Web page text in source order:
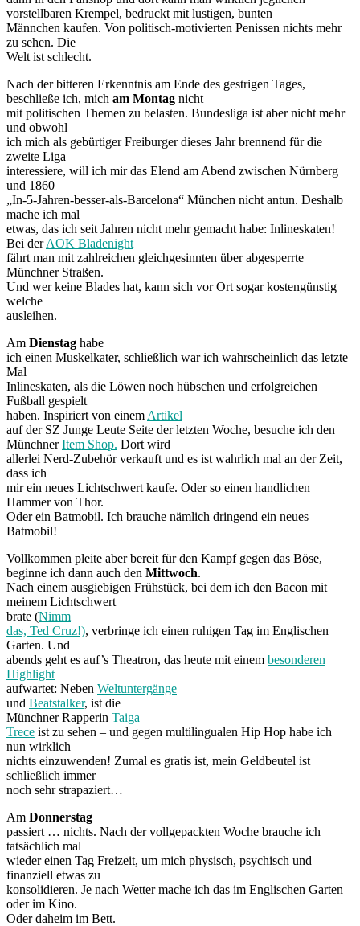
vorstellbaren Krempel, bedruckt mit lustigen, bunten
Männchen kaufen. Von politisch-motivierten Penissen nichts mehr
zu sehen. Die
Welt ist schlecht.
Nach der bitteren Erkenntnis am Ende des gestrigen Tages,
beschließe ich, mich am Montag nicht
mit politischen Themen zu belasten. Bundesliga ist aber nicht mehr
und obwohl
ich mich als gebürtiger Freiburger dieses Jahr brennend für die
zweite Liga
interessiere, will ich mir das Elend am Abend zwischen Nürnberg
und 1860
„In-5-Jahren-besser-als-Barcelona“ München nicht antun. Deshalb
mache ich mal
etwas, das ich seit Jahren nicht mehr gemacht habe: Inlineskaten!
Bei derAOK Bladenight
fährt man mit zahlreichen gleichgesinnten über abgesperrte
Münchner Straßen.
Und wer keine Blades hat, kann sich vor Ort sogar kostengünstig
welche
ausleihen.
Am Dienstag habe
ich einen Muskelkater, schließlich war ich wahrscheinlich das letzte
Mal
Inlineskaten, als die Löwen noch hübschen und erfolgreichen
Fußball gespielt
haben. Inspiriert von einem Artikel
auf der SZ Junge Leute Seite der letzten Woche, besuche ich den
MünchnerItem Shop. Dort wird
allerlei Nerd-Zubehör verkauft und es ist wahrlich mal an der Zeit,
dass ich
mir ein neues Lichtschwert kaufe. Oder so einen handlichen
Hammer von Thor.
Oder ein Batmobil. Ich brauche nämlich dringend ein neues
Batmobil!
Vollkommen pleite aber bereit für den Kampf gegen das Böse,
beginne ich dann auch den Mittwoch.
Nach einem ausgiebigen Frühstück, bei dem ich den Bacon mit
meinem Lichtschwert
brate (Nimm
das, Ted Cruz!), verbringe ich einen ruhigen Tag im Englischen
Garten. Und
abends geht es auf’s Theatron, das heute mit einem besonderen
Highlight
aufwartet: Neben Weltuntergänge
und Beatstalker, ist die
Münchner Rapperin Taiga
Trece ist zu sehen – und gegen multilingualen Hip Hop habe ich
nun wirklich
nichts einzuwenden! Zumal es gratis ist, mein Geldbeutel ist
schließlich immer
noch sehr strapaziert…
Am Donnerstag
passiert … nichts. Nach der vollgepackten Woche brauche ich
tatsächlich mal
wieder einen Tag Freizeit, um mich physisch, psychisch und
finanziell etwas zu
konsolidieren. Je nach Wetter mache ich das im Englischen Garten
oder im Kino.
Oder daheim im Bett.